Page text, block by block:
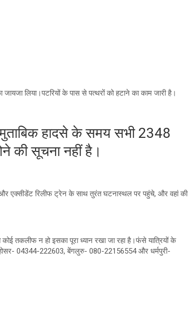
लिया।पटरियों के पास से पत्‍थरों को हटाने का काम जारी है।
मुताबिक हादसे के समय सभी 2348
की सूचना नहीं है।
और एक्सीडेंट रिलीफ ट्रेन के साथ तुरंत घटनास्थल पर पहुंचे, और वहां की
तकलीफ न हो इसका पूरा ध्यान रखा जा रहा है।फंसे यात्रियों के
04344-222603, बेंगलुरु- 080-22156554 और धर्मपुरी-